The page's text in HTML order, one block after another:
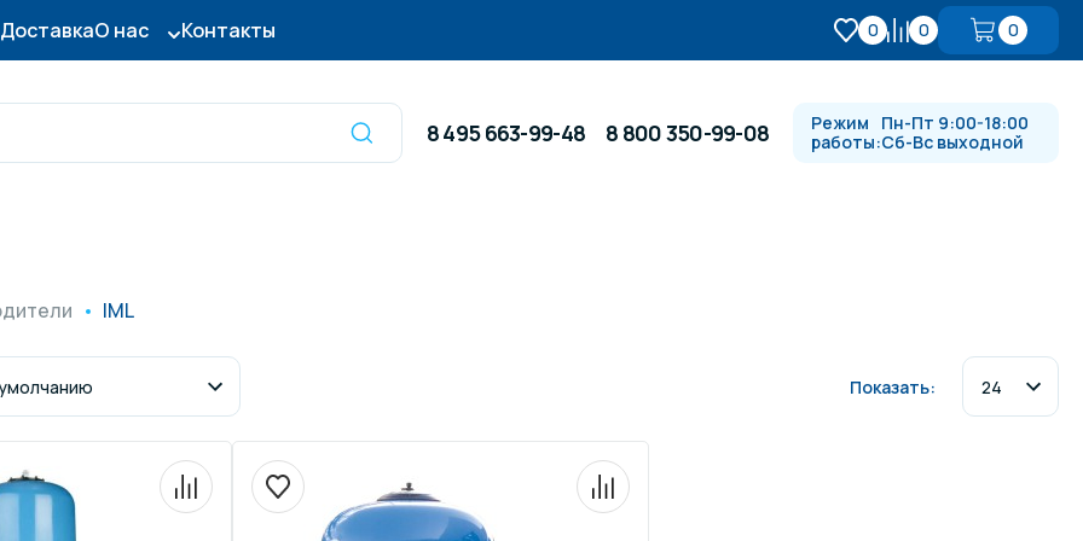
ДоставкаО нас Контакты 0 0 0
Водопады, водяные пушки и
покрытия Химия для бассейнов
8 495 663-99-48 8 800 350-99-08
Режим
работы:
Пн-Пт 9:00-18:00
Сб-Вс выходной
IML
Показать: